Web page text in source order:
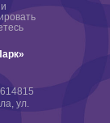
ул.